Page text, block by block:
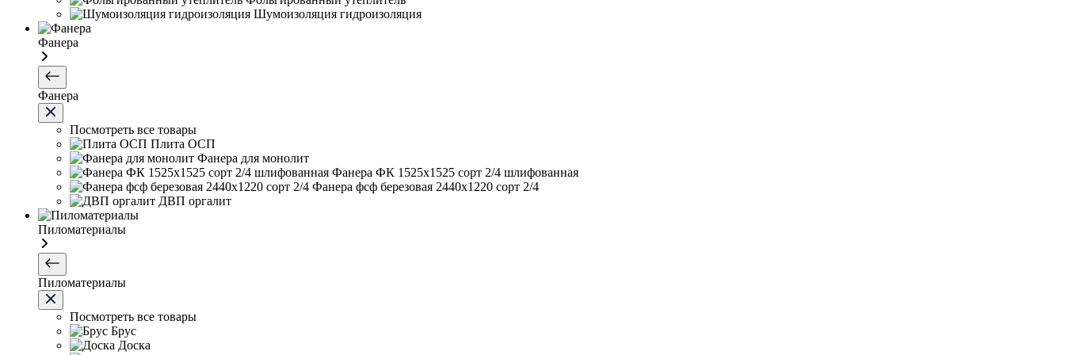
Шумоизоляция гидроизоляция
Фанера
Фанера
Посмотреть все товары
Плита ОСП
Фанера для монолит
Фанера ФК 1525х1525 сорт 2/4 шлифованная
Фанера фсф березовая 2440х1220 сорт 2/4
ДВП оргалит
Пиломатериалы
Пиломатериалы
Посмотреть все товары
Брус
Доска